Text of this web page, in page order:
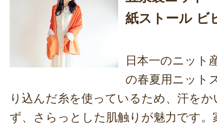
紙ストール ビ
日本一のニット
の春夏用ニット
り込んだ糸を使っているため、汗を
ず、さらっとした肌触りが魅力です。